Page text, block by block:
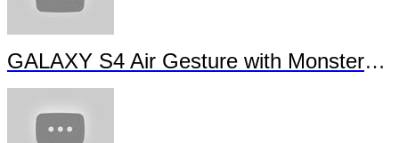
GALAXY S4 Air Gesture with Monsters University